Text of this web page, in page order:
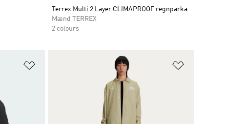
Terrex Multi 2 Layer CLIMAPROOF regnparka
Mænd TERREX
2 colours